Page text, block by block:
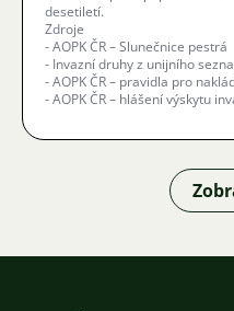
desetiletí.
Zdroje
- AOPK ČR – Slunečnice pestrá
- Invazní druhy z unijního
- AOPK ČR – pravidla pro
- AOPK ČR – hlášení výskytu